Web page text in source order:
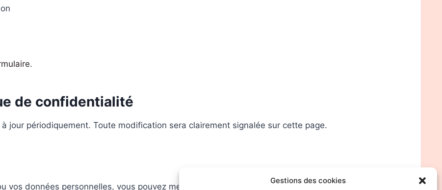
Gestions des cookies
.
de confidentialité
jour périodiquement. Toute modification sera clairement signalée sur cette page.
vos données personnelles, vous pouvez me contacter directement depuis le formulaire de contact